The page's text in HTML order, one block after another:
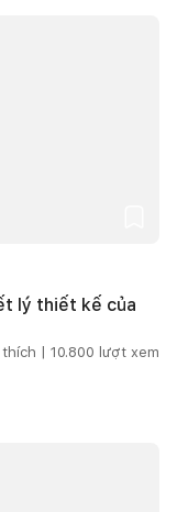
lý thiết kế của
| 10.800 lượt xem